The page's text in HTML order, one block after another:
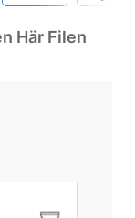
Här Filen